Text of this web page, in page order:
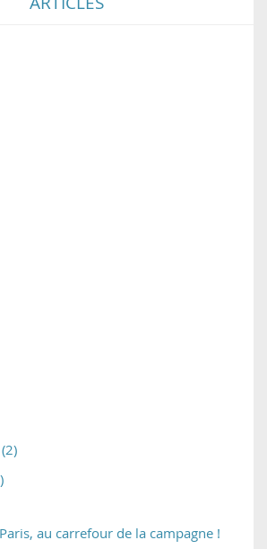
au carrefour de la campagne !